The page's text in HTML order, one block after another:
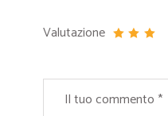
Valutazione